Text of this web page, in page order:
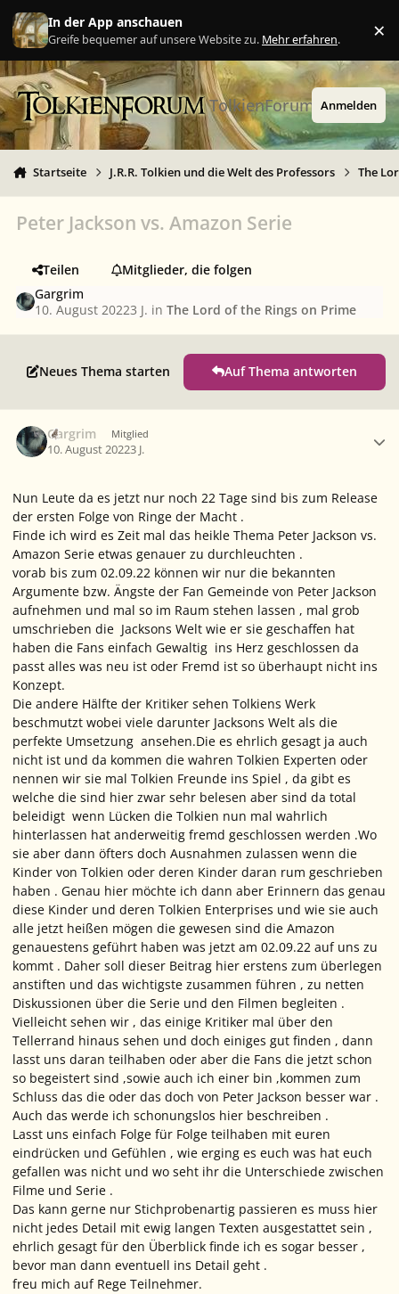
Zu Inhalt springen
In der App anschauen
Greife bequemer auf unsere Website zu. Mehr erfahren. ×
TolkienForum Anmelden
Startseite J.R.R. Tolkien und die Welt des Professors The
Peter Jackson vs. Amazon Serie
Teilen
Mitglieder, die folgen
Gargrim
10. August 20223 J. inThe Lord of the Rings on Prime
Neues Thema starten Auf Thema antworten
Gargrim Mitglied
10. August 20223 J.
Nun Leute da es jetzt nur noch 22 Tage sind bis zum Release
der ersten Folge von Ringe der Macht .
Finde ich wird es Zeit mal das heikle Thema Peter Jackson vs.
Amazon Serie etwas genauer zu durchleuchten .
vorab bis zum 02.09.22 können wir nur die bekannten
Argumente bzw. Ängste der Fan Gemeinde von Peter Jackson
aufnehmen und mal so im Raum stehen lassen , mal grob
umschrieben die Jacksons Welt wie er sie geschaffen hat
haben die Fans einfach Gewaltig ins Herz geschlossen da
passt alles was neu ist oder Fremd ist so überhaupt nicht ins
Konzept.
Die andere Hälfte der Kritiker sehen Tolkiens Werk
beschmutzt wobei viele darunter Jacksons Welt als die
perfekte Umsetzung ansehen.Die es ehrlich gesagt ja auch
nicht ist und da kommen die wahren Tolkien Experten oder
nennen wir sie mal Tolkien Freunde ins Spiel , da gibt es
welche die sind hier zwar sehr belesen aber sind da total
beleidigt wenn Lücken die Tolkien nun mal wahrlich
hinterlassen hat anderweitig fremd geschlossen werden .Wo
sie aber dann öfters doch Ausnahmen zulassen wenn die
Kinder von Tolkien oder deren Kinder daran rum geschrieben
haben . Genau hier möchte ich dann aber Erinnern das genau
diese Kinder und deren Tolkien Enterprises und wie sie auch
alle jetzt heißen mögen die gewesen sind die Amazon
genauestens geführt haben was jetzt am 02.09.22 auf uns zu
kommt . Daher soll dieser Beitrag hier erstens zum überlegen
anstiften und das wichtigste zusammen führen , zu netten
Diskussionen über die Serie und den Filmen begleiten .
Vielleicht sehen wir , das einige Kritiker mal über den
Tellerrand hinaus sehen und doch einiges gut finden , dann
lasst uns daran teilhaben oder aber die Fans die jetzt schon
so begeistert sind ,sowie auch ich einer bin ,kommen zum
Schluss das die oder das doch von Peter Jackson besser war .
Auch das werde ich schonungslos hier beschreiben .
Lasst uns einfach Folge für Folge teilhaben mit euren
eindrücken und Gefühlen , wie erging es euch was hat euch
gefallen was nicht und wo seht ihr die Unterschiede zwischen
Filme und Serie .
Das kann gerne nur Stichprobenartig passieren es muss hier
nicht jedes Detail mit ewig langen Texten ausgestattet sein ,
ehrlich gesagt für den Überblick finde ich es sogar besser ,
bevor man dann eventuell ins Detail geht .
freu mich auf Rege Teilnehmer.